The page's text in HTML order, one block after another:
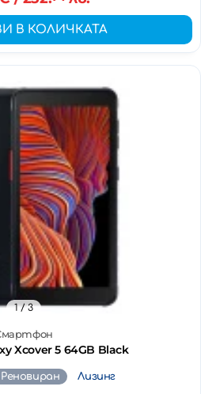
В КОЛИЧКАТА
Xcover 5 64GB Black
1/ 3
Реновиран Лизинг